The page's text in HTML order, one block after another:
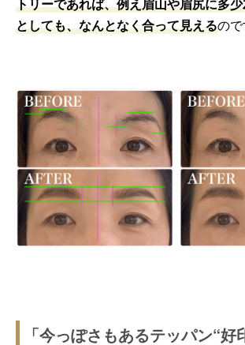
としても、なんとなく合って見えるので
「今っぽさもあるテッパン“好